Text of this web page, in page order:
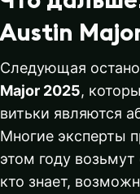
Austin
Следующая
Major 2025,
витьки являются
Многие эксперты
этом году
кто знает,